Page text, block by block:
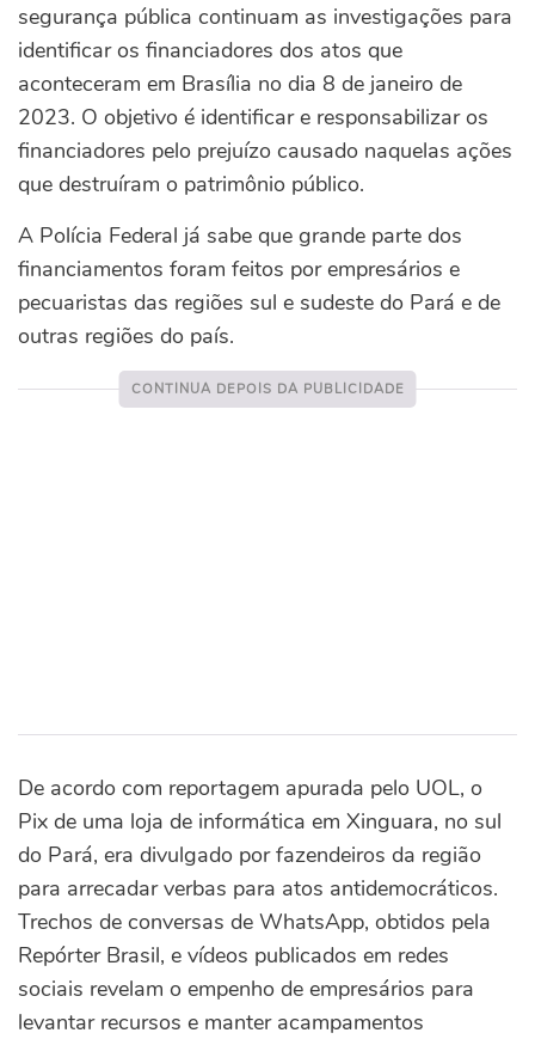
segurança pública continuam as investigações para
identificar os financiadores dos atos que
aconteceram em Brasília no dia 8 de janeiro de
2023. O objetivo é identificar e responsabilizar os
financiadores pelo prejuízo causado naquelas ações
que destruíram o patrimônio público.
A Polícia Federal já sabe que grande parte dos
financiamentos foram feitos por empresários e
pecuaristas das regiões sul e sudeste do Pará e de
outras regiões do país.
De acordo com reportagem apurada pelo UOL, o
Pix de uma loja de informática em Xinguara, no sul
do Pará, era divulgado por fazendeiros da região
para arrecadar verbas para atos antidemocráticos.
Trechos de conversas de WhatsApp, obtidos pela
Repórter Brasil, e vídeos publicados em redes
sociais revelam o empenho de empresários para
levantar recursos e manter acampamentos